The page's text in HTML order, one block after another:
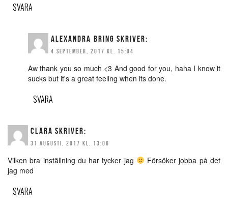
SVARA
ALEXANDRA BRING SKRIVER:
4 SEPTEMBER, 2017 KL. 15:04
Aw thank you so much <3 And good for you, haha I know it
sucks but it's a great feeling when its done.
SVARA
CLARA SKRIVER:
31 AUGUSTI, 2017 KL. 13:06
Vilken bra inställning du har tycker jag
Försöker jobba på det
jag med
SVARA